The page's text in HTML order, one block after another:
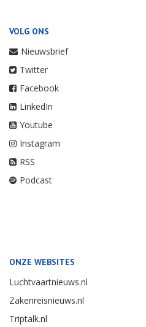
VOLG ONS
Nieuwsbrief
Twitter
Facebook
LinkedIn
Youtube
Instagram
RSS
Podcast
ONZE WEBSITES
Luchtvaartnieuws.nl
Zakenreisnieuws.nl
Triptalk.nl